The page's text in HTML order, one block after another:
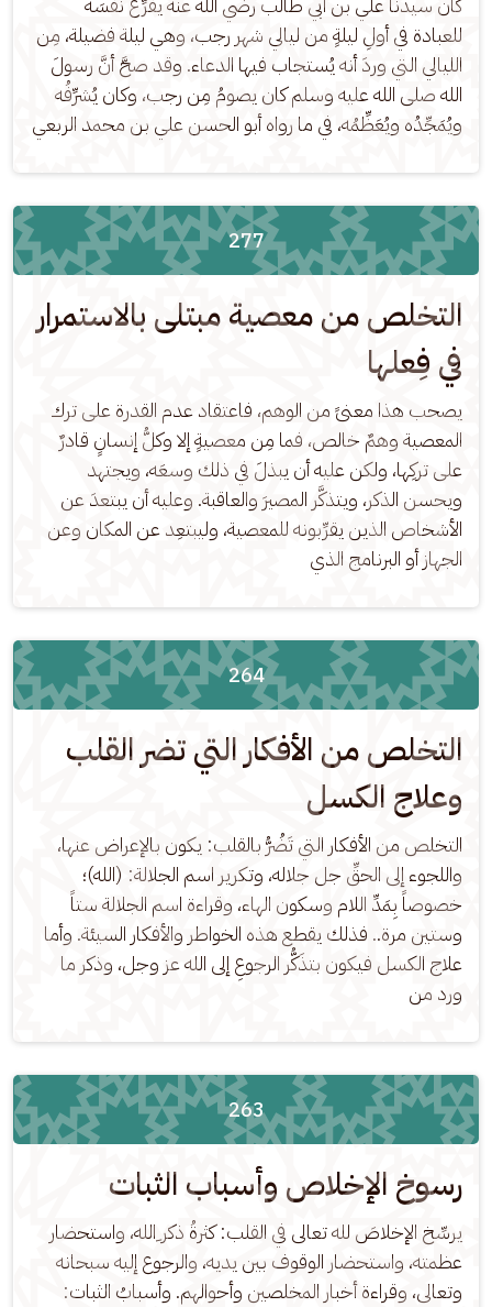
للعبادة في أولِ ليلةٍ من ليالي شهر رجب، وهي ليلة فضيلة، مِن
الليالي التي وردَ أنه يُستجاب فيها الدعاء. وقد صحَّ أنَّ رسولَ
الله صلى الله عليه وسلم كان يصومُ مِن رجب، وكان يُشرِّفُه
ويُمَجِّدُه ويُعَظِّمُه، في ما رواه أبو الحسن علي بن محمد الربعي
277
التخلص من معصية مبتلى بالاستمرار
في فِعلها
يصحب هذا معنىً من الوهم، فاعتقاد عدم القدرة على ترك
المعصية وهمٌ خالص، فما مِن معصيةٍ إلا وكلُّ إنسانٍ قادرٌ
على تركِها، ولكن عليه أن يبذلَ في ذلك وسعَه، ويجتهد
ويحسن الذكر، ويتذكَّر المصيرَ والعاقبة. وعليه أن يبتعدَ عن
الأشخاص الذين يقرِّبونه للمعصية، وليبتعِد عن المكان وعن
الجهاز أو البرنامج الذي
264
التخلص من الأفكار التي تضر القلب
وعلاج الكسل
التخلص من الأفكار التي تَضُرُّ بالقلب: يكون بالإعراض عنها،
واللجوء إلى الحقِّ جل جلاله، وتكرير اسم الجلالة: (الله)؛
خصوصاً بِمَدِّ اللام وسكون الهاء، وقراءة اسم الجلالة ستاً
وستين مرة.. فذلك يقطع هذه الخواطر والأفكار السيئة. وأما
علاج الكسل فيكون بتذَكُّر الرجوعِ إلى الله عز وجل، وذكر ما
ورد من
263
رسوخ الإخلاص وأسباب الثبات
يرسِّخ الإخلاصَ لله تعالى في القلب: كثرةُ ذكر ِالله، واستحضار
عظمته، واستحضار الوقوف بين يديه، والرجوع إليه سبحانه
وتعالى، وقراءة أخبار المخلصين وأحوالهم. وأسبابُ الثبات: